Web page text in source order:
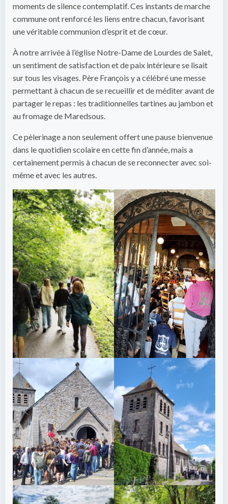
moments de silence contemplatif. Ces instants de marche
commune ont renforcé les liens entre chacun, favorisant
une véritable communion d’esprit et de cœur.
À notre arrivée à l’église Notre-Dame de Lourdes de Salet,
un sentiment de satisfaction et de paix intérieure se lisait
sur tous les visages. Père François y a célébré une messe
permettant à chacun de se recueillir et de méditer avant de
partager le repas : les traditionnelles tartines au jambon et
au fromage de Maredsous.
Ce pèlerinage a non seulement offert une pause bienvenue
dans le quotidien scolaire en cette fin d’année, mais a
certainement permis à chacun de se reconnecter avec soi-
même et avec les autres.